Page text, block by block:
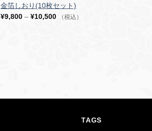
金箔しおり(10枚セット)
¥9,800 –¥10,500 （税込）
TAGS